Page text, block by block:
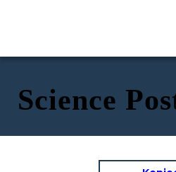
Science